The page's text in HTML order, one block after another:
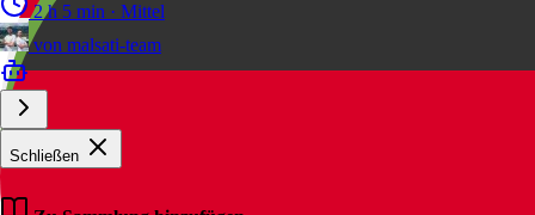
2 h 5 min · Mittel
von malsati-team
Schließen